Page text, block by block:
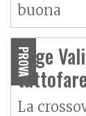
buona
PROVA
Voge
La